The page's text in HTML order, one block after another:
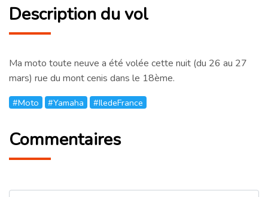
Description du vol
Ma moto toute neuve a été volée cette nuit (du 26 au 27
mars) rue du mont cenis dans le 18ème.
#Moto #Yamaha #IledeFrance
Commentaires